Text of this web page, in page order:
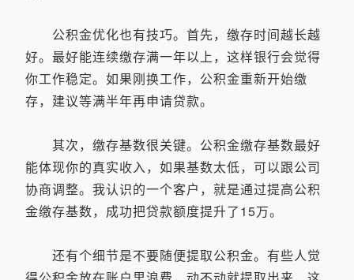
公积金优化也有技巧。首先，缴存时间越长越
好。最好能连续缴存满一年以上，这样银行会觉得
你工作稳定。如果刚换工作，公积金重新开始缴
存，建议等满半年再申请贷款。
其次，缴存基数很关键。公积金缴存基数最好
能体现你的真实收入，如果基数太低，可以跟公司
协商调整。我认识的一个客户，就是通过提高公积
金缴存基数，成功把贷款额度提升了15万。
还有个细节是不要随便提取公积金。有些人觉